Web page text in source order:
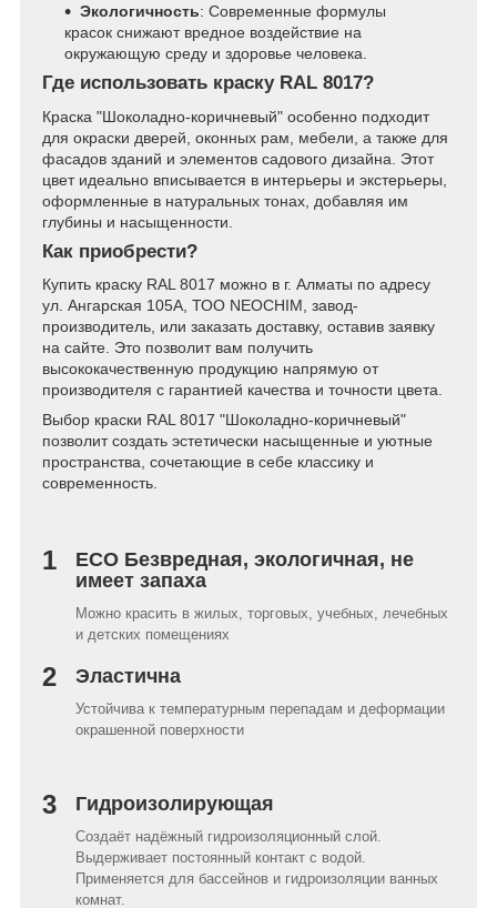
Экологичность: Современные формулы
красок снижают вредное воздействие на
окружающую среду и здоровье человека.
Где использовать краску RAL 8017?
Краска "Шоколадно-коричневый" особенно подходит
для окраски дверей, оконных рам, мебели, а также для
фасадов зданий и элементов садового дизайна. Этот
цвет идеально вписывается в интерьеры и экстерьеры,
оформленные в натуральных тонах, добавляя им
глубины и насыщенности.
Как приобрести?
Купить краску RAL 8017 можно в г. Алматы по адресу
ул. Ангарская 105А, ТОО NEOCHIM, завод-
производитель, или заказать доставку, оставив заявку
на сайте. Это позволит вам получить
высококачественную продукцию напрямую от
производителя с гарантией качества и точности цвета.
Выбор краски RAL 8017 "Шоколадно-коричневый"
позволит создать эстетически насыщенные и уютные
пространства, сочетающие в себе классику и
современность.
1
ECO Безвредная, экологичная, не
имеет запаха
Можно красить в жилых, торговых, учебных, лечебных
и детских помещениях
2 Эластична
Устойчива к температурным перепадам и деформации
окрашенной поверхности
3 Гидроизолирующая
Создаёт надёжный гидроизоляционный слой.
Выдерживает постоянный контакт с водой.
Применяется для бассейнов и гидроизоляции ванных
комнат.